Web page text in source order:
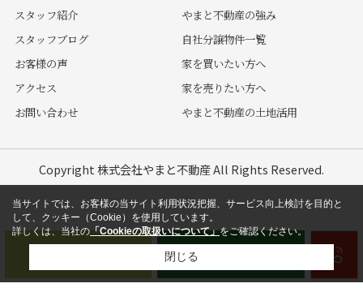
スタッフ紹介
スタッフブログ
お客様の声
アクセス
お問い合わせ
やまと不動産の強み
自社分譲物件一覧
家を買いたい方へ
家を売りたい方へ
やまと不動産の土地活用
Copyright 株式会社やまと不動産 All Rights Reserved.
当サイトでは、お客様の当サイト利用状況把握、サービス向上検討を目的と
して、クッキー（Cookie）を使用しています。
詳しくは、当社の「Cookieの取扱いについて」をご確認ください。
閉じる